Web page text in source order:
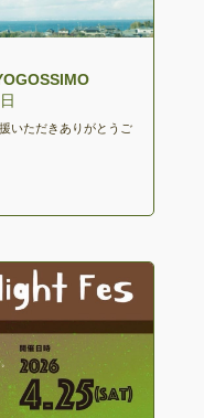
いただきありがとうご